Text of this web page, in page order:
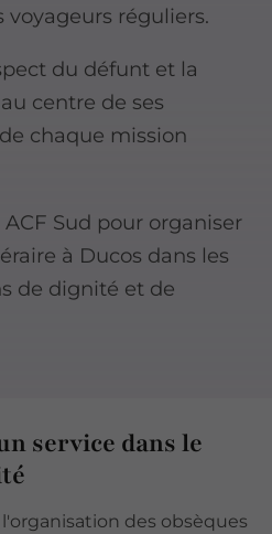
réguliers.
du défunt et la
centre de ses
chaque mission
Sud pour organiser
à Ducos dans les
de dignité et de
service dans le
des obsèques